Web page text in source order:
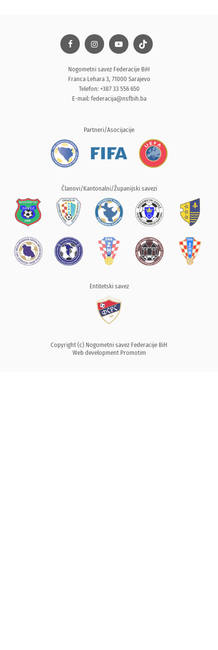
Nogometni savez Federacije BiH
Franca Lehara 3, 71000 Sarajevo
Telefon: +387 33 556 650
E-mail: federacija@nsfbih.ba
Partneri/Asocijacije
Članovi/Kantonalni/Županijski savezi
Entitetski savez
Copyright (c) Nogometni savez Federacije BiH
Web development Promotim